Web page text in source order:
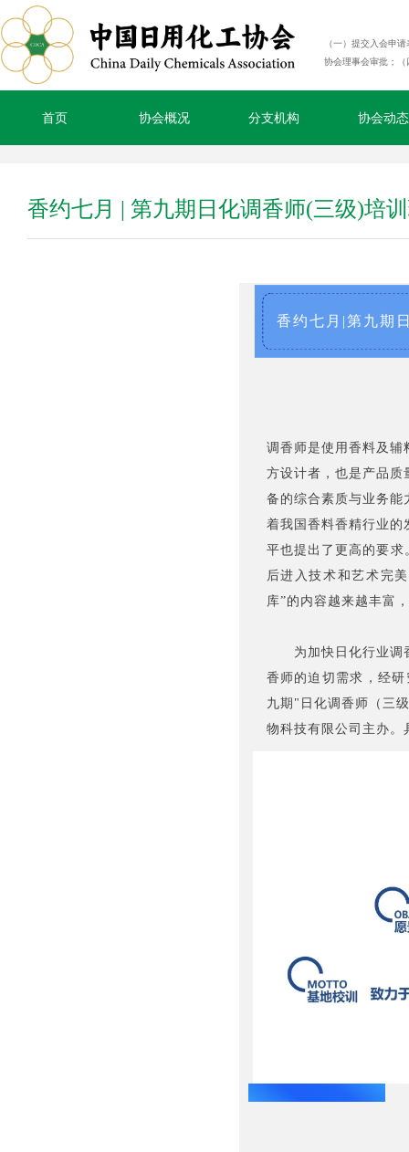
（一）提交入会申
协会理事会审批；
首页 协会概况 分支机构 协会动态
香约七月 | 第九期日化调香师(三级)培
香约七月|第九期
调香师是使用香料及
方设计者，也是产品
备的综合素质与业务
着我国香料香精行业
平也提出了更高的要求
后进入技术和艺术完
库”的内容越来越丰富
为加快日化行业
香师的迫切需求，经
九期"日化调香师（三
物科技有限公司主办。